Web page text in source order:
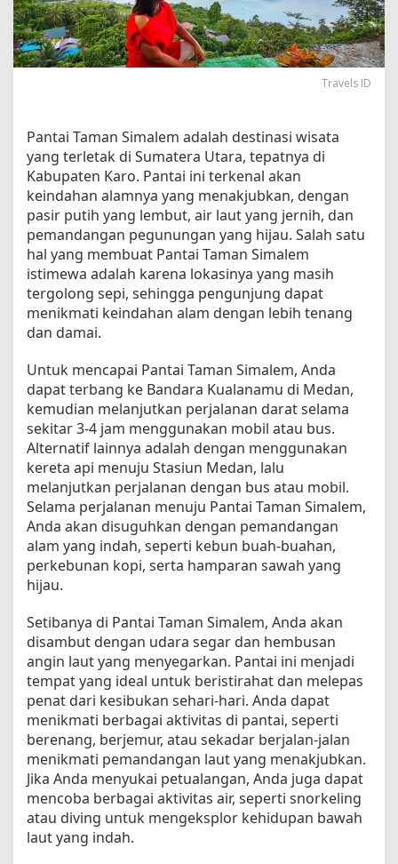
s
a
t
a
a
n
t
a
i
T
a
m
a
n
S
a
l
e
m
u
n
t
u
k
P
e
m
u
Travels ID
Pantai Taman Simalem adalah destinasi wisata
yang terletak di Sumatera Utara, tepatnya di
Kabupaten Karo. Pantai ini terkenal akan
keindahan alamnya yang menakjubkan, dengan
pasir putih yang lembut, air laut yang jernih, dan
pemandangan pegunungan yang hijau. Salah satu
hal yang membuat Pantai Taman Simalem
istimewa adalah karena lokasinya yang masih
tergolong sepi, sehingga pengunjung dapat
menikmati keindahan alam dengan lebih tenang
dan damai.
Untuk mencapai Pantai Taman Simalem, Anda
dapat terbang ke Bandara Kualanamu di Medan,
kemudian melanjutkan perjalanan darat selama
sekitar 3-4 jam menggunakan mobil atau bus.
Alternatif lainnya adalah dengan menggunakan
kereta api menuju Stasiun Medan, lalu
melanjutkan perjalanan dengan bus atau mobil.
Selama perjalanan menuju Pantai Taman Simalem,
Anda akan disuguhkan dengan pemandangan
alam yang indah, seperti kebun buah-buahan,
perkebunan kopi, serta hamparan sawah yang
hijau.
Setibanya di Pantai Taman Simalem, Anda akan
disambut dengan udara segar dan hembusan
angin laut yang menyegarkan. Pantai ini menjadi
tempat yang ideal untuk beristirahat dan melepas
penat dari kesibukan sehari-hari. Anda dapat
menikmati berbagai aktivitas di pantai, seperti
berenang, berjemur, atau sekadar berjalan-jalan
menikmati pemandangan laut yang menakjubkan.
Jika Anda menyukai petualangan, Anda juga dapat
mencoba berbagai aktivitas air, seperti snorkeling
atau diving untuk mengeksplor kehidupan bawah
laut yang indah.